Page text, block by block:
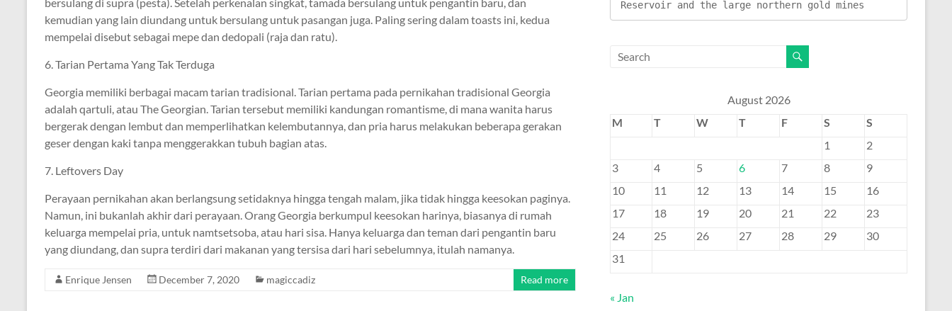
kemudian yang lain diundang untuk bersulang untuk pasangan juga. Paling sering dalam toasts ini, kedua
mempelai disebut sebagai mepe dan dedopali (raja dan ratu).
6. Tarian Pertama Yang Tak Terduga
Georgia memiliki berbagai macam tarian tradisional. Tarian pertama pada pernikahan tradisional Georgia
adalah qartuli, atau The Georgian. Tarian tersebut memiliki kandungan romantisme, di mana wanita harus
bergerak dengan lembut dan memperlihatkan kelembutannya, dan pria harus melakukan beberapa gerakan
geser dengan kaki tanpa menggerakkan tubuh bagian atas.
7. Leftovers Day
Perayaan pernikahan akan berlangsung setidaknya hingga tengah malam, jika tidak hingga keesokan paginya.
Namun, ini bukanlah akhir dari perayaan. Orang Georgia berkumpul keesokan harinya, biasanya di rumah
keluarga mempelai pria, untuk namtsetsoba, atau hari sisa. Hanya keluarga dan teman dari pengantin baru
yang diundang, dan supra terdiri dari makanan yang tersisa dari hari sebelumnya, itulah namanya.
Enrique Jensen December 7, 2020 magiccadiz Read more
Reservoir and the large northern gold mines
August 2026
M
T W T F S
S
1
2
3
4 5 6 7 8
9
10
11 12 13 14 15
16
17
18 19 20 21 22
23
24
25 26 27 28 29
30
31
« Jan